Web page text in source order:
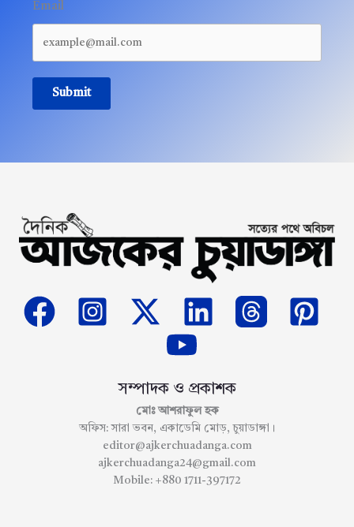
Email
Submit
সম্পাদক ও প্রকাশক
মোঃ আশরাফুল হক
অফিস: সারা ভবন, একাডেমি মোড়, চুয়াডাঙ্গা।
editor@ajkerchuadanga.com
ajkerchuadanga24@gmail.com
Mobile: +880 1711-397172